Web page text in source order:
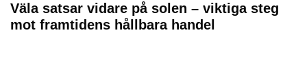
Väla satsar vidare på solen – viktiga steg
mot framtidens hållbara handel